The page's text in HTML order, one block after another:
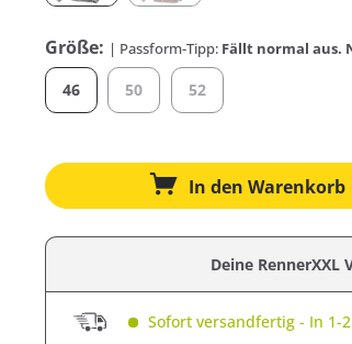
Größe: | Passform-Tipp: Fällt normal aus.
46 50 52
In den Warenkorb
Deine RennerXXL
Sofort versandfertig - In 1-